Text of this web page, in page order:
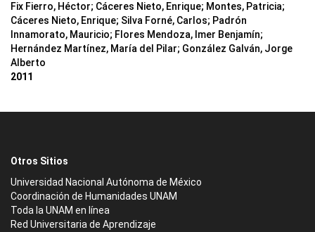
Fix Fierro, Héctor; Cáceres Nieto, Enrique; Montes, Patricia;
Cáceres Nieto, Enrique; Silva Forné, Carlos; Padrón
Innamorato, Mauricio; Flores Mendoza, Imer Benjamín;
Hernández Martínez, María del Pilar; González Galván, Jorge
Alberto
2011
Otros Sitios
Universidad Nacional Autónoma de México
Coordinación de Humanidades UNAM
Toda la UNAM en línea
Red Universitaria de Aprendizaje